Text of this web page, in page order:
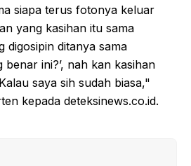
siapa terus fotonya keluar
yang kasihan itu sama
digosipin ditanya sama
benar ini?’, nah kan kasihan
saya sih sudah biasa,"
kepada deteksinews.co.id.